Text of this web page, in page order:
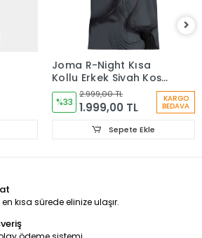
Joma R-Night Kısa
Kollu Erkek Siyah Koşu
Tişörtü 104716.110
%33
2.999,00 TL
1.999,00 TL
KARGO
BEDAVA
Sepete Ekle
kısa sürede elinize ulaşır.